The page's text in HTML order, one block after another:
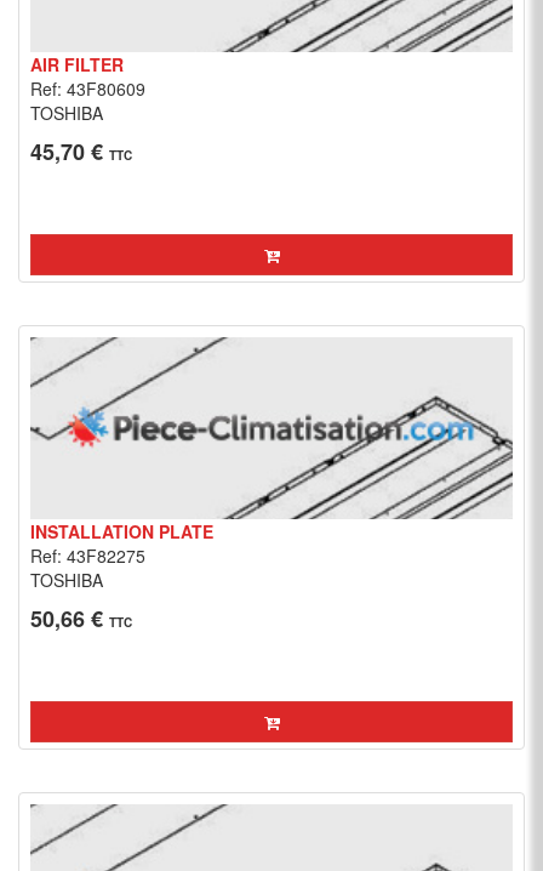
AIR FILTER
Ref: 43F80609
TOSHIBA
45,70 € TTC
INSTALLATION PLATE
Ref: 43F82275
TOSHIBA
50,66 € TTC